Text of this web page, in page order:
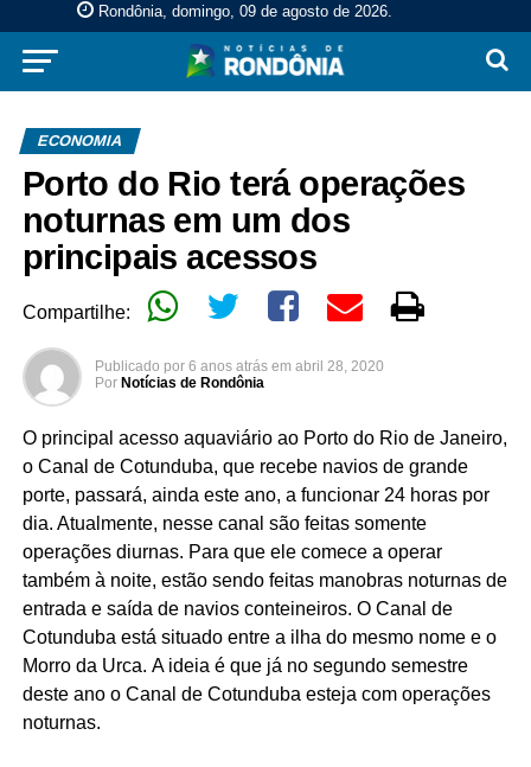
Rondônia, domingo, 09 de agosto de 2026.
ECONOMIA
Porto do Rio terá operações
noturnas em um dos
principais acessos
Compartilhe:
Publicado por 6 anos atrás em abril 28, 2020
Por Notícias de Rondônia
O principal acesso aquaviário ao Porto do Rio de Janeiro,
o Canal de Cotunduba, que recebe navios de grande
porte, passará, ainda este ano, a funcionar 24 horas por
dia. Atualmente, nesse canal são feitas somente
operações diurnas. Para que ele comece a operar
também à noite, estão sendo feitas manobras noturnas de
entrada e saída de navios conteineiros. O Canal de
Cotunduba está situado entre a ilha do mesmo nome e o
Morro da Urca. A ideia é que já no segundo semestre
deste ano o Canal de Cotunduba esteja com operações
noturnas.